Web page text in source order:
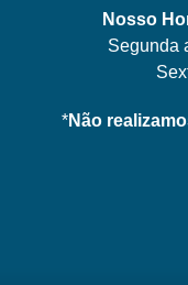
Nosso
Segunda
*Não